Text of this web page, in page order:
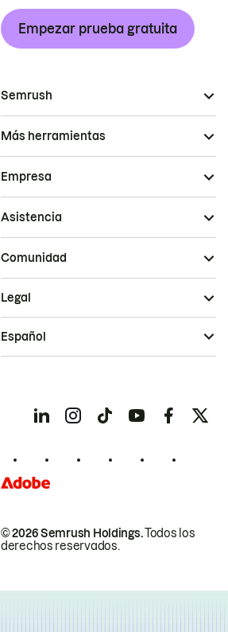
Empezar prueba gratuita
Semrush
Más herramientas
Empresa
Asistencia
Comunidad
© 2026 Semrush Holdings.Todos los
derechos reservados.
Legal
Español